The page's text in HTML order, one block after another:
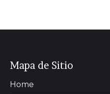
Mapa de Sitio
Home